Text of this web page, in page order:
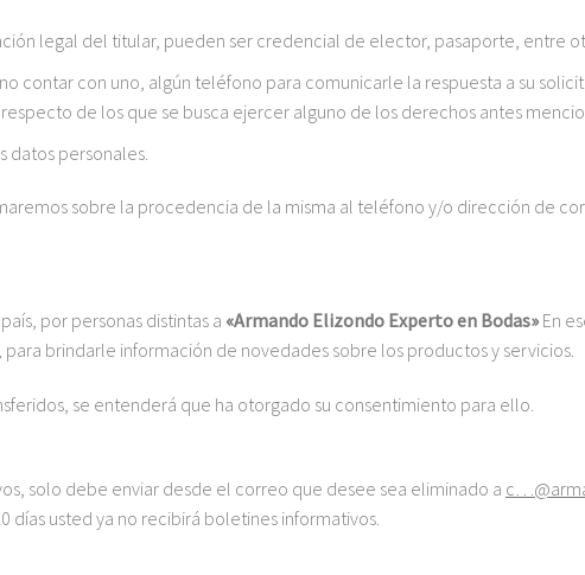
legal del titular, pueden ser credencial de elector, pasaporte, entre
con uno, algún teléfono para comunicarle la respuesta a su
de los que se busca ejercer alguno de los derechos antes
personales.
sobre la procedencia de la misma al teléfono y/o dirección de
por personas distintas a «Armando Elizondo Experto en Bodas» En
brindarle información de novedades sobre los productos y servicios.
se entenderá que ha otorgado su consentimiento para ello.
solo debe enviar desde el correo que desee sea eliminado a
días usted ya no recibirá boletines informativos.